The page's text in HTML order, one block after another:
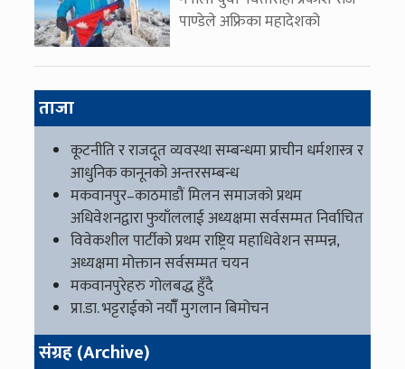
पाण्डेले अफ्रिका महादेशको
ताजा
कूटनीति र राजदूत व्यवस्था सम्बन्धमा प्राचीन धर्मशास्त्र र
आधुनिक कानूनको अन्तरसम्बन्ध
मकवानपुर–काठमाडौं मिलन समाजको प्रथम
अधिवेशनद्वारा फुयाँललाई अध्यक्षमा सर्वसम्मत निर्वाचित
विवेकशील पार्टीको प्रथम राष्ट्रिय महाधिवेशन सम्पन्न,
अध्यक्षमा मोक्तान सर्वसम्मत चयन
मकवानपुरेहरु गोलबद्ध हुँदै
प्रा.डा. भट्टराईको नयाँँ मुगलान बिमोचन
संग्रह (Archive)